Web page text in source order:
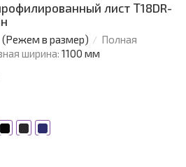
лист Т18DR-
(Режем в размер)
Полная
ширина: 1100 мм